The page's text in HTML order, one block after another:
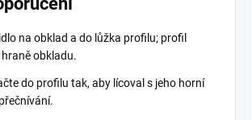
na obklad a do lůžka profilu; profil
obkladu.
do profilu tak, aby lícoval s jeho horní